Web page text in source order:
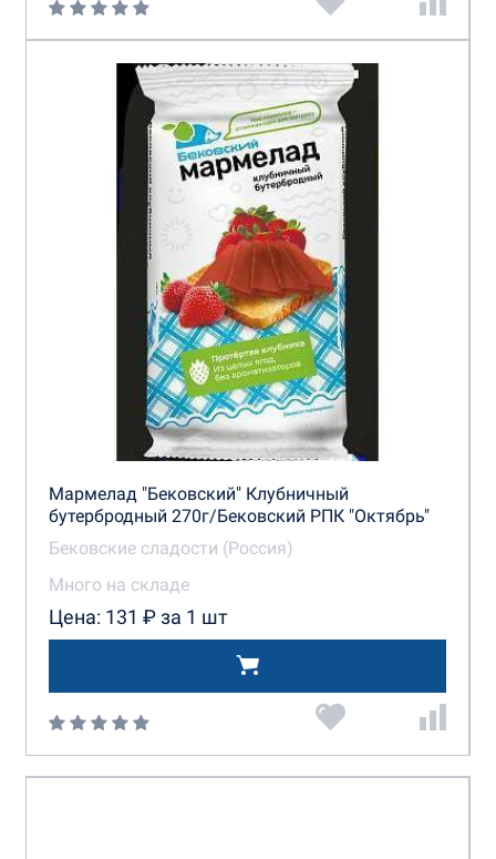
Мармелад "Бековский" Клубничный
бутербродный 270г/Бековский РПК "Октябрь"
Бековские сладости (Россия)
Много на складе
Цена: 131 ₽ за 1 шт